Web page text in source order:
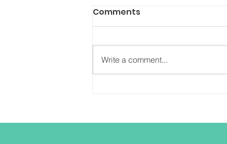
Comments
Write a comment...